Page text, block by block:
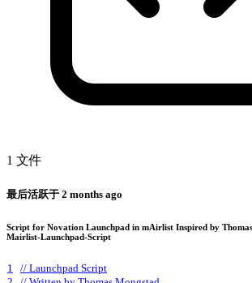
1 文件
最后活跃于 2 months ago
Script for Novation Launchpad in mAirlist Inspired by
Mairlist-Launchpad-Script
1
// Launchpad Script